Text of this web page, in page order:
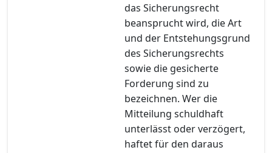
das Sicherungsrecht
beansprucht wird, die Art
und der Entstehungsgrund
des Sicherungsrechts
sowie die gesicherte
Forderung sind zu
bezeichnen. Wer die
Mitteilung schuldhaft
unterlässt oder verzögert,
haftet für den daraus